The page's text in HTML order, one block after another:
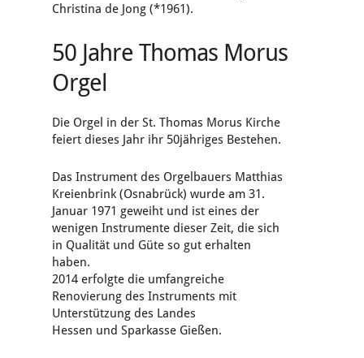
Christina de Jong (*1961).
50 Jahre Thomas Morus
Orgel
Die Orgel in der St. Thomas Morus Kirche
feiert dieses Jahr ihr 50jähriges Bestehen.
Das Instrument des Orgelbauers Matthias
Kreienbrink (Osnabrück) wurde am 31.
Januar 1971 geweiht und ist eines der
wenigen Instrumente dieser Zeit, die sich
in Qualität und Güte so gut erhalten
haben.
2014 erfolgte die umfangreiche
Renovierung des Instruments mit
Unterstützung des Landes
Hessen und Sparkasse Gießen.